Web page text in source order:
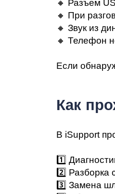
🔸 Разъем
🔸 При
🔸 Звук из
🔸 Телефон
Если
Как
В iSupport
1️⃣
2️⃣ Разборка
3️⃣ Замена